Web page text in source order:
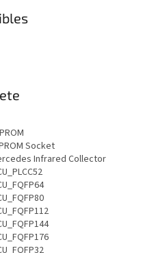
Socket
Infrared Collector